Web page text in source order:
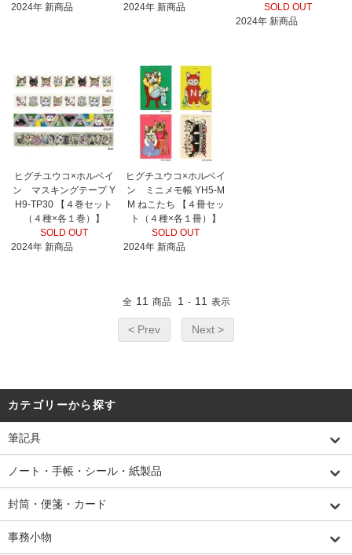
2024年 新商品
2024年 新商品
SOLD OUT
2024年 新商品
ヒグチユウコ×ホルベイ
ン マスキングテープ Y
H9-TP30 【４巻セット
（４種×各１巻）】
SOLD OUT
2024年 新商品
ヒグチユウコ×ホルベイ
ン ミニメモ帳 YH5-M
M ねこたち 【４冊セッ
ト（４種×各１冊）】
SOLD OUT
2024年 新商品
全 11 商品 1 - 11 表示
< Prev Next >
カテゴリーから探す
筆記具
ノート・手帳・シール・紙製品
封筒・便箋・カード
事務小物